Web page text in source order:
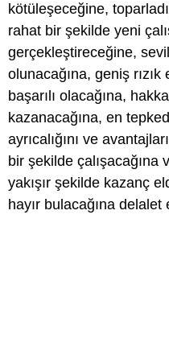
kötüleşeceğine,
rahat bir şekilde yeni
gerçekleştireceğine,
olunacağına, geniş
başarılı olacağına,
kazanacağına, en
ayrıcalığını ve
bir şekilde
yakışır şekilde kazanç
hayır bulacağına delalet